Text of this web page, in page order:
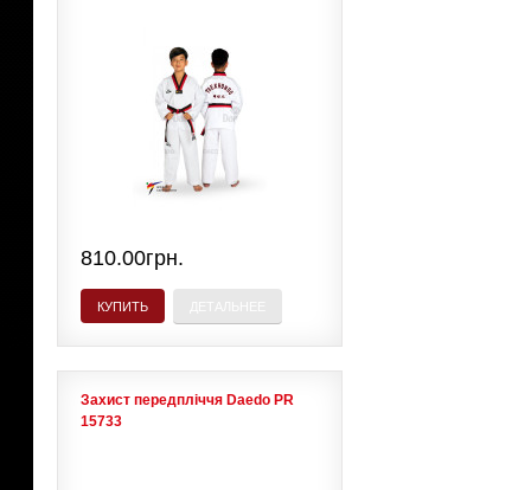
810.00грн.
КУПИТЬ
Захист передпліччя Daedo PR
15733